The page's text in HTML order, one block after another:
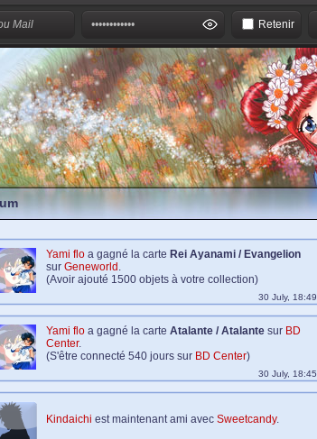
Retenir
Yami floa gagné la carte Rei Ayanami / Evangelion
sur Geneworld .
(Avoir ajouté 1500 objets à votre collection)
30 July, 18:49
Yami floa gagné la carte Atalante / Atalantesur BD
Center.
(S'être connecté 540 jours sur BD Center)
30 July, 18:45
Kindaichi est maintenant ami avec Sweetcandy.